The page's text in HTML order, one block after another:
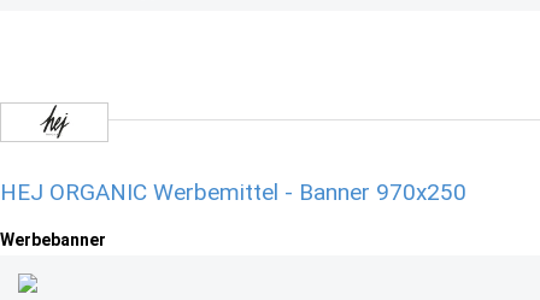
HEJ ORGANIC Werbemittel - Banner 970x250
Werbebanner